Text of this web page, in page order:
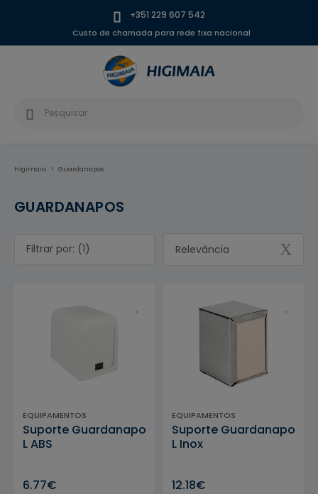
+351 229 607 542
Custo de chamada para rede fixa nacional
Higimaia Guardanapos
GUARDANAPOS
Filtrar por: (1) Relevância
EQUIPAMENTOS
Suporte Guardanapo
L ABS
6.77€
EQUIPAMENTOS
Suporte Guardanapo
L Inox
12.18€